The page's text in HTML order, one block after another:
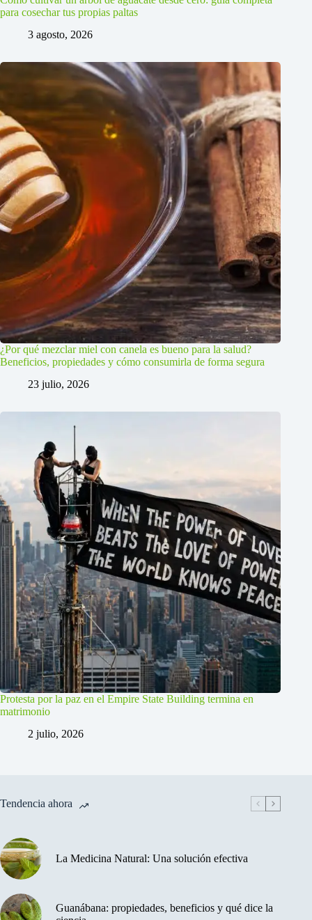
para cosechar tus propias paltas
3 agosto, 2026
¿Por qué mezclar miel con canela es bueno para la salud?
Beneficios, propiedades y cómo consumirla de forma segura
23 julio, 2026
Protesta por la paz en el Empire State Building termina en
matrimonio
2 julio, 2026
Tendencia ahora
La Medicina Natural: Una solución efectiva
Guanábana: propiedades, beneficios y qué dice la